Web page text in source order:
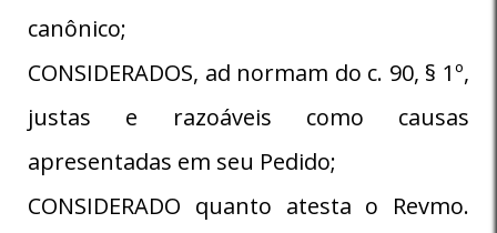
canônico;
CONSIDERADOS, ad normam do c. 90, § 1º,
justas e razoáveis como causas
apresentadas em seu Pedido;
CONSIDERADO quanto atesta o Revmo.